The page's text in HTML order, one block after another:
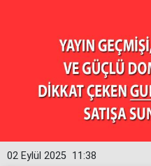
11:38
02 Eylül 2025